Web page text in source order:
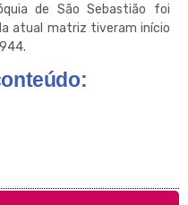
de São Sebastião foi
atual matriz tiveram início